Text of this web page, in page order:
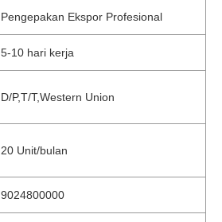
Pengepakan Ekspor Profesional
5-10 hari kerja
D/P,T/T,Western Union
20 Unit/bulan
9024800000